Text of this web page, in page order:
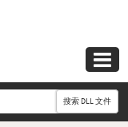

搜索 DLL 文件